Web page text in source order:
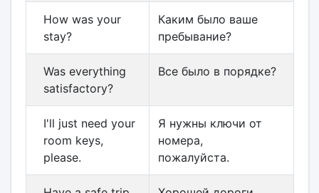
How was your
stay?
Каким было ваше
пребывание?
Was everything
satisfactory?
Все было в порядке?
I'll just need your
room keys,
please.
Я нужны ключи от
номера,
пожалуйста.